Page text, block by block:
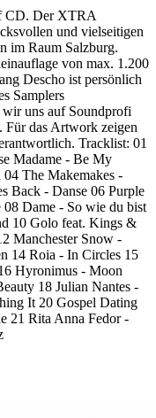
CD. Der XTRA
und vielseitigen
im Raum Salzburg.
von max. 1.200
Descho ist persönlich
Samplers
uns auf Soundprofi
Für das Artwork zeigen
Tracklist: 01
Madame - Be My
The Makemakes -
Back - Danse 06 Purple
Dame - So wie du bist
10 Golo feat. Kings &
Manchester Snow -
14 Roia - In Circles 15
Hyronimus - Moon
18 Julian Nantes -
It 20 Gospel Dating
21 Rita Anna Fedor -